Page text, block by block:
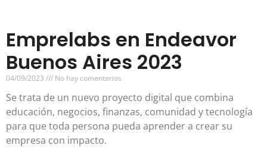
Emprelabs en Endeavor
Buenos Aires 2023
04/09/2023 No hay comentarios
Se trata de un nuevo proyecto digital que combina
educación, negocios, finanzas, comunidad y tecnología
para que toda persona pueda aprender a crear su
empresa con impacto.